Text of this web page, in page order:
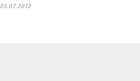
05.07.2013